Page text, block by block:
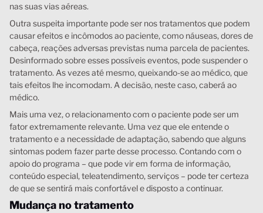
nas suas vias aéreas.
Outra suspeita importante pode ser nos tratamentos que podem
causar efeitos e incômodos ao paciente, como náuseas, dores de
cabeça, reações adversas previstas numa parcela de pacientes.
Desinformado sobre esses possíveis eventos, pode suspender o
tratamento. As vezes até mesmo, queixando-se ao médico, que
tais efeitos lhe incomodam. A decisão, neste caso, caberá ao
médico.
Mais uma vez, o relacionamento com o paciente pode ser um
fator extremamente relevante. Uma vez que ele entende o
tratamento e a necessidade de adaptação, sabendo que alguns
sintomas podem fazer parte desse processo. Contando com o
apoio do programa – que pode vir em forma de informação,
conteúdo especial, teleatendimento, serviços – pode ter certeza
de que se sentirá mais confortável e disposto a continuar.
Mudança no tratamento